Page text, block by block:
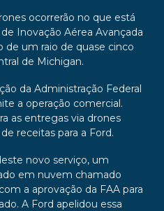
ocorrerão no que está
Inovação Aérea Avançada
um raio de quase cinco
de Michigan.
da Administração Federal
a operação comercial.
as entregas via drones
receitas para a Ford.
novo serviço, um
em nuvem chamado
a aprovação da FAA para
A Ford apelidou essa